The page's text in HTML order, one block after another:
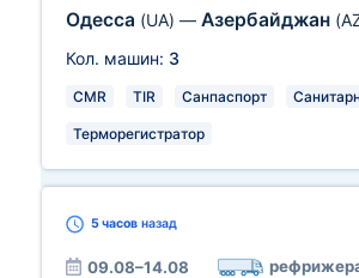
Одесса (UA) — Азербайджан
Кол. машин: 3
CMR TIR Санпаспорт
Терморегистратор
5 часов назад
09.08–14.08